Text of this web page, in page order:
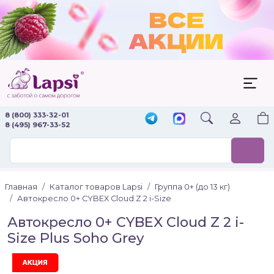
8 (800) 333-32-01
8 (495) 967-33-52
Главная Каталог товаров Lapsi
Группа 0+ (до 13 кг)
Автокресло 0+ CYBEX Cloud Z 2 i-Size
Автокресло 0+ CYBEX Cloud Z 2 i-
Size Plus Soho Grey